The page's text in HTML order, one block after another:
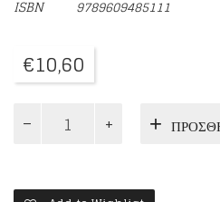
ISBN
9789609485111
€10,60
ΡΑΦΑΗΛ
ποσότητα